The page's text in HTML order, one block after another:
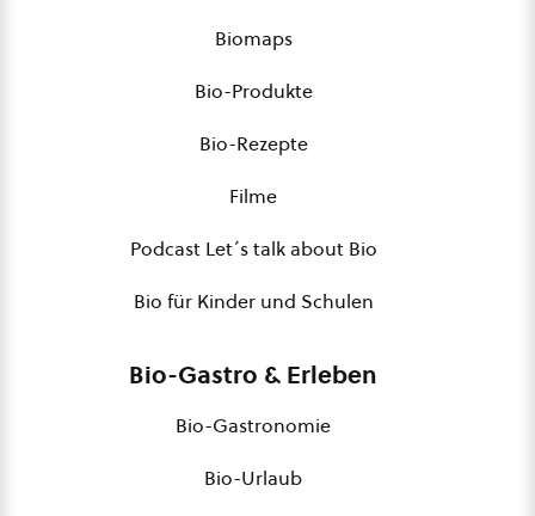
Biomaps
Bio-Produkte
Bio-Rezepte
Filme
Podcast Let´s talk about Bio
Bio für Kinder und Schulen
Bio-Gastro & Erleben
Bio-Gastronomie
Bio-Urlaub